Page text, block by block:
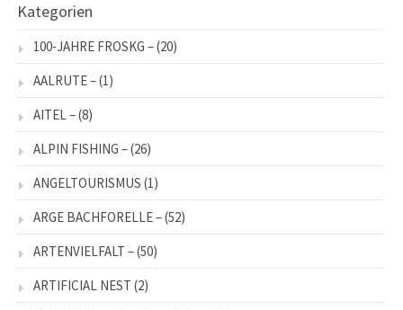
Kategorien
100-JAHRE FROSKG –(20)
AALRUTE –(1)
AITEL –(8)
ALPIN FISHING –(26)
ANGELTOURISMUS (1)
ARGE BACHFORELLE –(52)
ARTENVIELFALT –(50)
ARTIFICIAL NEST (2)